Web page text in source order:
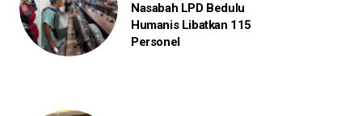
Nasabah LPD Bedulu
Humanis Libatkan 115
Personel